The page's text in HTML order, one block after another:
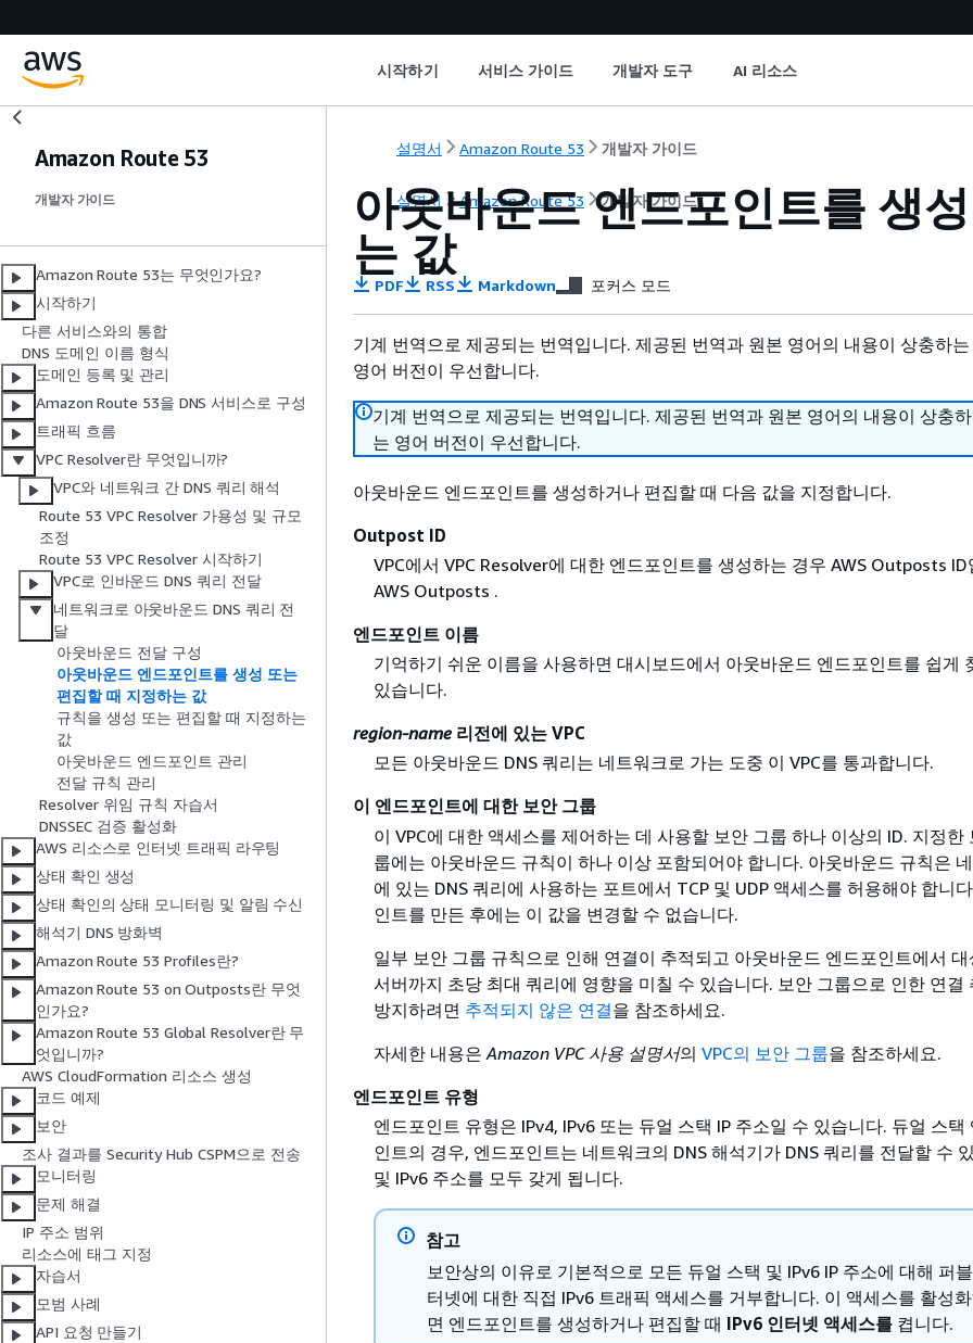
시작하기 서비스 가이드 개발자 도구 AI 리소스
Amazon Route 53
개발자 가이드
Amazon Route 53는 무엇인가요?
시작하기
다른 서비스와의 통합
DNS 도메인 이름 형식
도메인 등록 및 관리
Amazon Route 53을 DNS 서비스로 구성
트래픽 흐름
VPC Resolver란 무엇입니까?
VPC와 네트워크 간 DNS 쿼리 해석
Route 53 VPC Resolver 가용성 및 규모
조정
Route 53 VPC Resolver 시작하기
VPC로 인바운드 DNS 쿼리 전달
네트워크로 아웃바운드 DNS 쿼리 전
달
아웃바운드 전달 구성
아웃바운드 엔드포인트를 생성 또는
편집할 때 지정하는 값
규칙을 생성 또는 편집할 때 지정하는
값
아웃바운드 엔드포인트 관리
전달 규칙 관리
Resolver 위임 규칙 자습서
DNSSEC 검증 활성화
AWS 리소스로 인터넷 트래픽 라우팅
상태 확인 생성
상태 확인의 상태 모니터링 및 알림 수신
해석기 DNS 방화벽
Amazon Route 53 Profiles란?
Amazon Route 53 on Outposts란 무엇
인가요?
Amazon Route 53 Global Resolver란 무
엇입니까?
AWS CloudFormation 리소스 생성
코드 예제
보안
조사 결과를 Security Hub CSPM으로 전송
모니터링
문제 해결
IP 주소 범위
리소스에 태그 지정
자습서
모범 사례
API 요청 만들기
설명서 Amazon Route 53 개발자 가이드
설명서 Amazon Route 53 개발자 가이드
아웃바운드 엔드포인트를 생
는 값
PDF RSS Markdown 포커스 모드
기계 번역으로 제공되는 번역입니다. 제공된 번역과 원본 영어의 내용이 상충하
영어 버전이 우선합니다.
기계 번역으로 제공되는 번역입니다. 제공된 번역과 원본 영어의 내용이 상충
는 영어 버전이 우선합니다.
아웃바운드 엔드포인트를 생성하거나 편집할 때 다음 값을 지정합니다.
Outpost ID
VPC에서 VPC Resolver에 대한 엔드포인트를 생성하는 경우 AWS Outposts ID
AWS Outposts .
엔드포인트 이름
기억하기 쉬운 이름을 사용하면 대시보드에서 아웃바운드 엔드포인트를 쉽게
있습니다.
region-name 리전에 있는 VPC
모든 아웃바운드 DNS 쿼리는 네트워크로 가는 도중 이 VPC를 통과합니다.
이 엔드포인트에 대한 보안 그룹
이 VPC에 대한 액세스를 제어하는 데 사용할 보안 그룹 하나 이상의 ID. 지정한
룹에는 아웃바운드 규칙이 하나 이상 포함되어야 합니다. 아웃바운드 규칙은
에 있는 DNS 쿼리에 사용하는 포트에서 TCP 및 UDP 액세스를 허용해야 합니
인트를 만든 후에는 이 값을 변경할 수 없습니다.
일부 보안 그룹 규칙으로 인해 연결이 추적되고 아웃바운드 엔드포인트에서 대
서버까지 초당 최대 쿼리에 영향을 미칠 수 있습니다. 보안 그룹으로 인한 연결
방지하려면 추적되지 않은 연결을 참조하세요.
자세한 내용은 Amazon VPC 사용 설명서의 VPC의 보안 그룹을 참조하세요.
엔드포인트 유형
엔드포인트 유형은 IPv4, IPv6 또는 듀얼 스택 IP 주소일 수 있습니다. 듀얼 스택
인트의 경우, 엔드포인트는 네트워크의 DNS 해석기가 DNS 쿼리를 전달할 수
및 IPv6 주소를 모두 갖게 됩니다.
참고
보안상의 이유로 기본적으로 모든 듀얼 스택 및 IPv6 IP 주소에 대해 퍼
터넷에 대한 직접 IPv6 트래픽 액세스를 거부합니다. 이 액세스를 활성
면 엔드포인트를 생성하거나 편집할 때 IPv6 인터넷 액세스를켭니다.